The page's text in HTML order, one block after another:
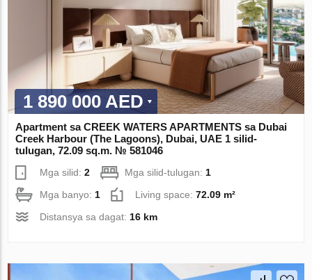
1 890 000 AED
Apartment sa CREEK WATERS APARTMENTS sa Dubai
Creek Harbour (The Lagoons), Dubai, UAE 1 silid-
tulugan, 72.09 sq.m. № 581046
Mga silid:2 Mga silid-tulugan: 1
Mga banyo: 1 Living space:72.09 m²
Distansya sa dagat: 16 km